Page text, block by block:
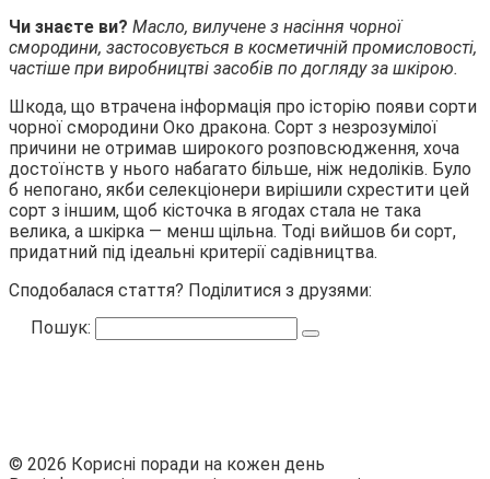
Чи знаєте ви? Масло, вилучене з насіння чорної
смородини, застосовується в косметичній промисловості,
частіше при виробництві засобів по догляду за шкірою.
Шкода, що втрачена інформація про історію появи сорти
чорної смородини Око дракона. Сорт з незрозумілої
причини не отримав широкого розповсюдження, хоча
достоїнств у нього набагато більше, ніж недоліків. Було
б непогано, якби селекціонери вирішили схрестити цей
сорт з іншим, щоб кісточка в ягодах стала не така
велика, а шкірка — менш щільна. Тоді вийшов би сорт,
придатний під ідеальні критерії садівництва.
Сподобалася стаття? Поділитися з друзями:
Пошук:
© 2026 Корисні поради на кожен день